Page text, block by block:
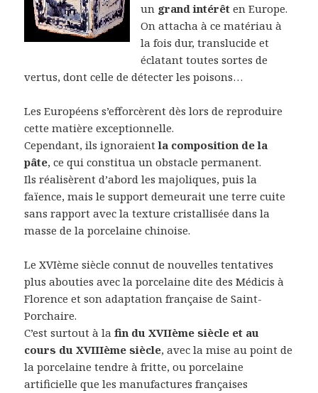
un grand intérêt en Europe.
On attacha à ce matériau à
la fois dur, translucide et
éclatant toutes sortes de
vertus, dont celle de détecter les poisons…
Les Européens s’efforcèrent dès lors de reproduire
cette matière exceptionnelle.
Cependant, ils ignoraientla composition de la
pâte, ce qui constitua un obstacle permanent.
Ils réalisèrent d’abord les majoliques, puis la
faïence, mais le support demeurait une terre cuite
sans rapport avec la texture cristallisée dans la
masse de la porcelaine chinoise.
Le XVIème siècle connut de nouvelles tentatives
plus abouties avec la porcelaine dite des Médicis à
Florence et son adaptation française de Saint-
Porchaire.
C’est surtout à lafin du XVIIème siècle et au
cours du XVIIIème siècle, avec la mise au point de
la porcelaine tendre à fritte, ou porcelaine
artificielle que les manufactures françaises